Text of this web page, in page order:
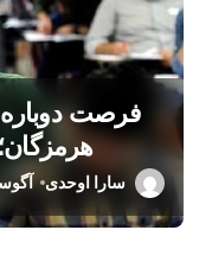
فرصت دوباره
هرمزگان؛
سارا اوحدی آگوست